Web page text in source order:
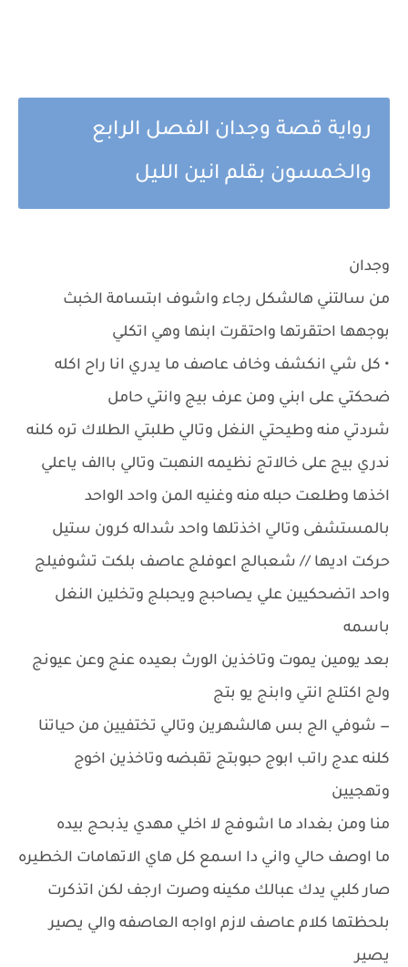
رواية قصة وجدان الفصل الرابع
والخمسون بقلم انين الليل
وجدان
من سالتني هالشكل رجاء واشوف ابتسامة الخبث
بوجهها احتقرتها واحتقرت ابنها وهي اتكلي
• كل شي انكشف وخاف عاصف ما يدري انا راح اكله
ضحكتي على ابني ومن عرف بيج وانتي حامل
شردتي منه وطيحتي النغل وتالي طلبتي الطلاك تره كلنه
ندري بيج على خالاتج نظيمه النهبت وتالي باالف ياعلي
اخذها وطلعت حبله منه وغنيه المن واحد الواحد
بالمستشفى وتالي اخذتلها واحد شداله كرون ستيل
حركت اديها // شعبالج اعوفلج عاصف بلكت تشوفيلج
واحد اتضحكيين علي يصاحبج ويحبلج وتخلين النغل
باسمه
بعد يومين يموت وتاخذين الورث بعيده عنج وعن عيونج
ولج اكتلج انتي وابنج يو بتج
— شوفي الج بس هالشهرين وتالي تختفيين من حياتنا
كلنه عدج راتب ابوج حبوبتج تقبضه وتاخذين اخوج
وتهجيين
منا ومن بغداد ما اشوفج لا اخلي مهدي يذبحج بيده
ما اوصف حالي واني دا اسمع كل هاي الاتهامات الخطيره
صار كلبي يدك عبالك مكينه وصرت ارجف لكن اتذكرت
بلحظتها كلام عاصف لازم اواجه العاصفه والي يصير
يصير